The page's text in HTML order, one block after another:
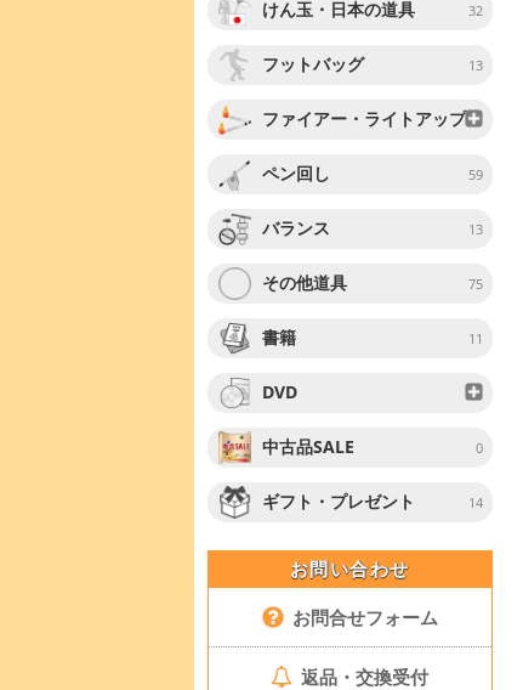
けん玉・日本の道具 32
フットバッグ 13
ファイアー・ライトアップ
ペン回し 59
バランス 13
その他道具 75
書籍 11
DVD
中古品SALE 0
ギフト・プレゼント 14
お問い合わせ
お問合せフォーム
返品・交換受付